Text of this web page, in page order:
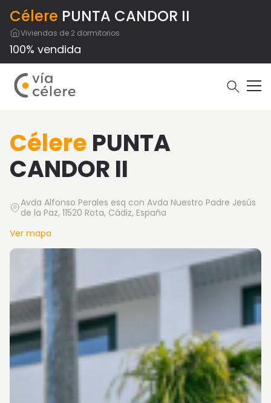
Célere PUNTA CANDOR II
Viviendas de 2 dormitorios
100% vendida
Célere PUNTA
CANDOR II
Avda Alfonso Perales esq con Avda Nuestro Padre Jesús
de la Paz, 11520 Rota, Cádiz, España
Ver mapa